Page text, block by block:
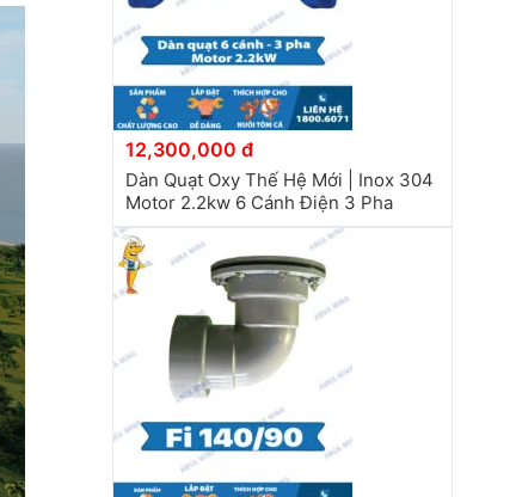
12,300,000 đ
Dàn Quạt Oxy Thế Hệ Mới | Inox 304
Motor 2.2kw 6 Cánh Điện 3 Pha